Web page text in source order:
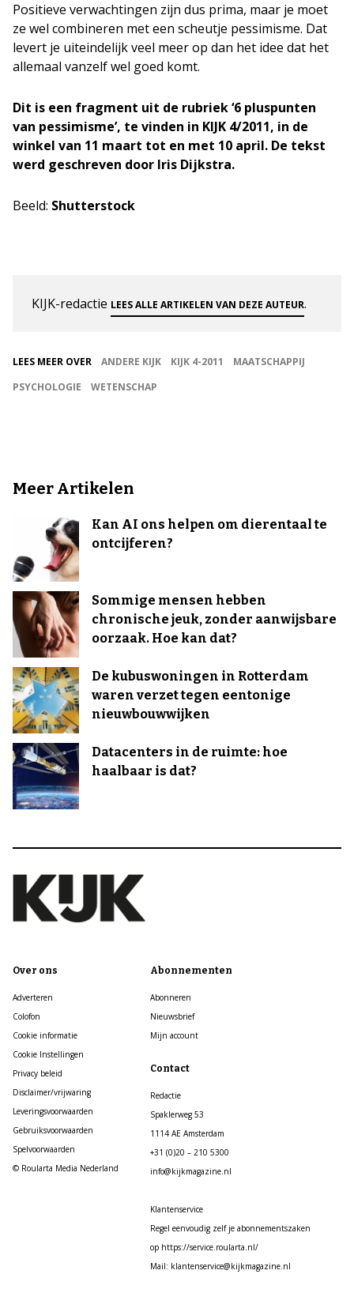
Positieve verwachtingen zijn dus prima, maar je moet
ze wel combineren met een scheutje pessimisme. Dat
levert je uiteindelijk veel meer op dan het idee dat het
allemaal vanzelf wel goed komt.
Dit is een fragment uit de rubriek ‘6 pluspunten
van pessimisme’, te vinden in KIJK 4/2011, in de
winkel van 11 maart tot en met 10 april. De tekst
werd geschreven door Iris Dijkstra.
Beeld: Shutterstock
KIJK-redactie LEES ALLE ARTIKELEN VAN DEZE AUTEUR.
LEES MEER OVER ANDERE KIJK KIJK 4-2011
MAATSCHAPPIJ
PSYCHOLOGIE
WETENSCHAP
Meer Artikelen
Kan AI ons helpen om dierentaal te
ontcijferen?
Sommige mensen hebben
chronische jeuk, zonder aanwijsbare
oorzaak. Hoe kan dat?
De kubuswoningen in Rotterdam
waren verzet tegen eentonige
nieuwbouwwijken
Datacenters in de ruimte: hoe
haalbaar is dat?
Over ons
Adverteren
Colofon
Cookie informatie
Cookie Instellingen
Privacy beleid
Disclaimer/vrijwaring
Leveringsvoorwaarden
Gebruiksvoorwaarden
Spelvoorwaarden
© Roularta Media Nederland
Abonnementen
Abonneren
Nieuwsbrief
Mijn account
Contact
Redactie
Spaklerweg 53
1114 AE Amsterdam
+31 (0)20 – 210 5300
info@kijkmagazine.nl
Klantenservice
Regel eenvoudig zelf je abonnementszaken
op https://service.roularta.nl/
Mail: klantenservice@kijkmagazine.nl